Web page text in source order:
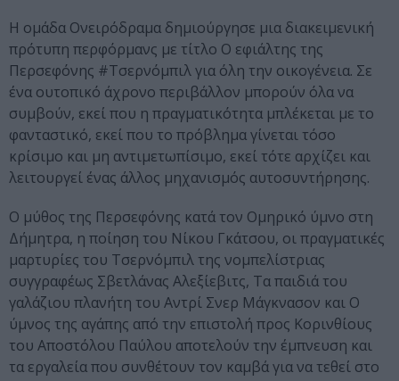
Η ομάδα Ονειρόδραμα δημιούργησε μια διακειμενική
πρότυπη περφόρμανς με τίτλο Ο εφιάλτης της
Περσεφόνης #Τσερνόμπιλ για όλη την οικογένεια. Σε
ένα ουτοπικό άχρονο περιβάλλον μπορούν όλα να
συμβούν, εκεί που η πραγματικότητα μπλέκεται με το
φανταστικό, εκεί που το πρόβλημα γίνεται τόσο
κρίσιμο και μη αντιμετωπίσιμο, εκεί τότε αρχίζει και
λειτουργεί ένας άλλος μηχανισμός αυτοσυντήρησης.
Ο μύθος της Περσεφόνης κατά τον Ομηρικό ύμνο στη
Δήμητρα, η ποίηση του Νίκου Γκάτσου, οι πραγματικές
μαρτυρίες του Τσερνόμπιλ της νομπελίστριας
συγγραφέως Σβετλάνας Αλεξίεβιτς, Τα παιδιά του
γαλάζιου πλανήτη του Αντρί Σνερ Μάγκνασον και Ο
ύμνος της αγάπης από την επιστολή προς Κορινθίους
του Αποστόλου Παύλου αποτελούν την έμπνευση και
τα εργαλεία που συνθέτουν τον καμβά για να τεθεί στο